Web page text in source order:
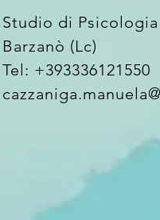
Studio di
Barzanò (Lc)
​​Tel: +393336121550